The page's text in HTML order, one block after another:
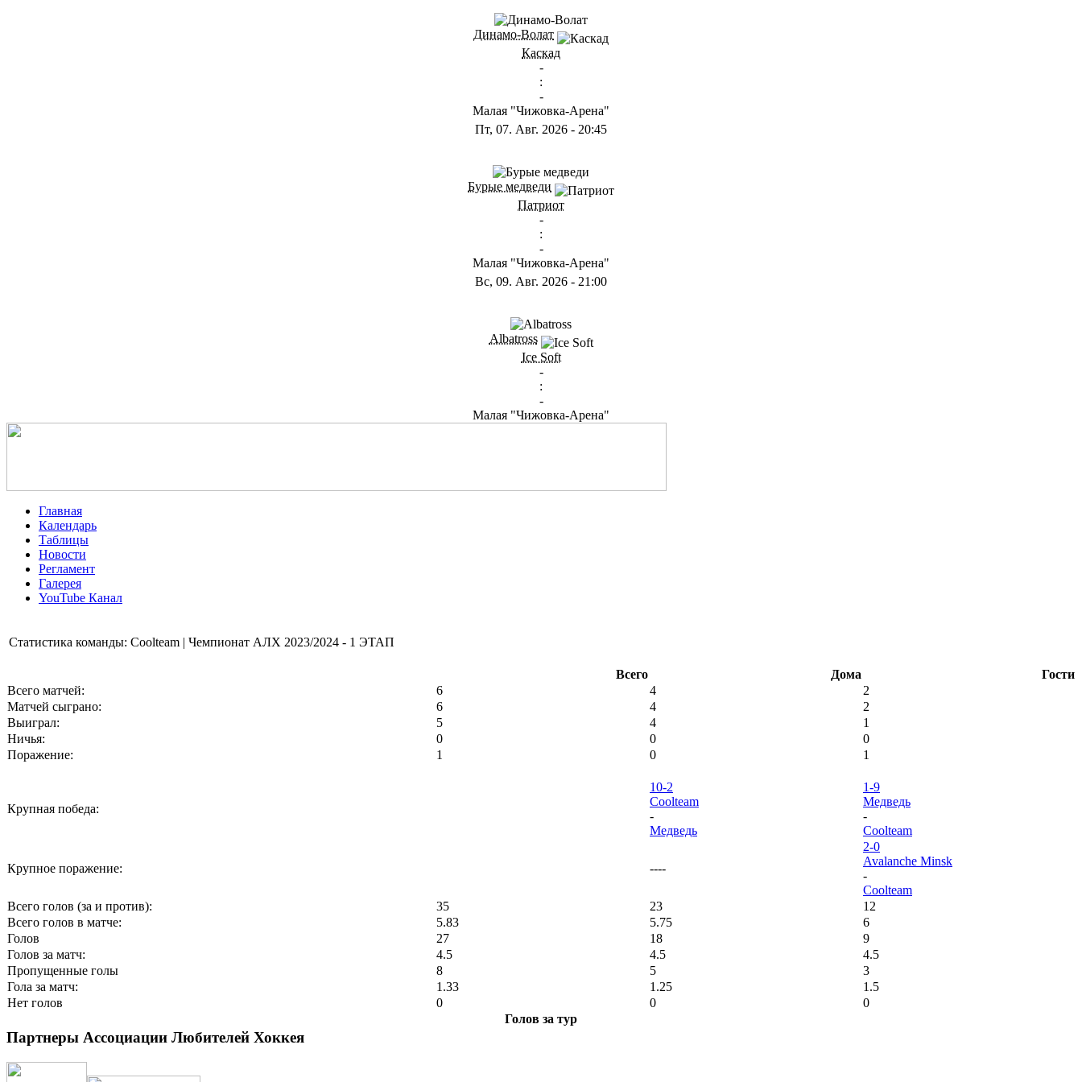
Динамо-Волат
Каскад
-
:
-
Малая "Чижовка-Арена"
Пт, 07. Авг. 2026 - 20:45
Бурые медведи
Патриот
-
:
-
Малая "Чижовка-Арена"
Вс, 09. Авг. 2026 - 21:00
Albatross
Ice Soft
-
:
-
Малая "Чижовка-Арена"
Главная
Календарь
Таблицы
Новости
Регламент
Галерея
YouTube Канал
Статистика команды: Coolteam | Чемпионат АЛХ 2023/2024 - 1 ЭТАП
Всего Дома
Гости
Всего матчей:
6 4
2
Матчей сыграно:
6 4
2
Выиграл:
5 4
1
Ничья:
0 0
0
Поражение:
1 0 1
Крупная победа:
10-2
Coolteam
-
Медведь
1-9
Медведь
-
Coolteam
Крупное поражение: ----
2-0
Avalanche Minsk
-
Coolteam
Всего голов (за и против):
35 23
12
Всего голов в матче:
5.83 5.75
6
Голов
27 18
9
Голов за матч:
4.5 4.5
4.5
Пропущенные голы
8 5
3
Гола за матч:
1.33 1.25
1.5
Нет голов
0 0
0
Голов за тур
Партнеры Ассоциации Любителей Хоккея